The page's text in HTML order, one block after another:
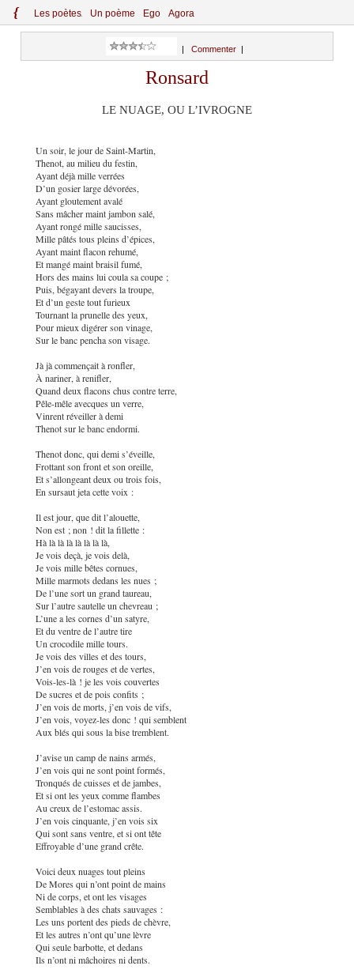
{ Les poètes Un poème Ego Agora
Commenter
Ronsard
LE NUAGE, OU L’IVROGNE
Un soir, le jour de Saint-Martin,
Thenot, au milieu du festin,
Ayant déjà mille verrées
D’un gosier large dévorées,
Ayant gloutement avalé
Sans mâcher maint jambon salé,
Ayant rongé mille saucisses,
Mille pâtés tous pleins d’épices,
Ayant maint flacon rehumé,
Et mangé maint braisil fumé,
Hors des mains lui coula sa coupe ;
Puis, bégayant devers la troupe,
Et d’un geste tout furieux
Tournant la prunelle des yeux,
Pour mieux digérer son vinage,
Sur le banc pencha son visage.
Jà jà commençait à ronfler,
À nariner, à renifler,
Quand deux flacons chus contre terre,
Pêle-mêle avecques un verre,
Vinrent réveiller à demi
Thenot sur le banc endormi.
Thenot donc, qui demi s’éveille,
Frottant son front et son oreille,
Et s’allongeant deux ou trois fois,
En sursaut jeta cette voix :
Il est jour, que dit l’alouette,
Non est ; non ! dit la fillette :
Hà là là là là là là là,
Je vois deçà, je vois delà,
Je vois mille bêtes cornues,
Mille marmots dedans les nues ;
De l’une sort un grand taureau,
Sur l’autre sautelle un chevreau ;
L’une a les cornes d’un satyre,
Et du ventre de l’autre tire
Un crocodile mille tours.
Je vois des villes et des tours,
J’en vois de rouges et de vertes,
Vois-les-là ! je les vois couvertes
De sucres et de pois confits ;
J’en vois de morts, j’en vois de vifs,
J’en vois, voyez-les donc ! qui semblent
Aux blés qui sous la bise tremblent.
J’avise un camp de nains armés,
J’en vois qui ne sont point formés,
Tronqués de cuisses et de jambes,
Et si ont les yeux comme flambes
Au creux de l’estomac assis.
J’en vois cinquante, j’en vois six
Qui sont sans ventre, et si ont tête
Effroyable d’une grand crête.
Voici deux nuages tout pleins
De Mores qui n’ont point de mains
Ni de corps, et ont les visages
Semblables à des chats sauvages :
Les uns portent des pieds de chèvre,
Et les autres n’ont qu’une lèvre
Qui seule barbotte, et dedans
Ils n’ont ni mâchoires ni dents.